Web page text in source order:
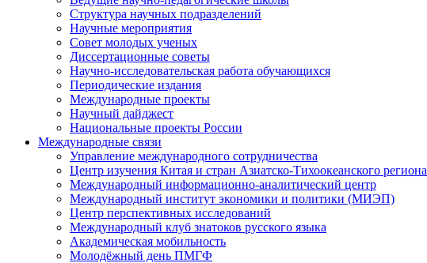
Структура научных подразделений
Научные мероприятия
Совет молодых ученых
Диссертационные советы
Научно-исследовательская работа обучающихся
Периодические издания
Международные проекты
Научный дайджест
Национальные проекты России
Международные связи
Управление международного сотрудничества
Центр изучения Китая и стран Азиатско-Тихоокеанского региона
Международный информационно-аналитический центр
Международный институт экономики и политики (МИЭП)
Центр перспективных исследований
Международный клуб знатоков русского языка
Академическая мобильность
Молодёжный день ПМГФ